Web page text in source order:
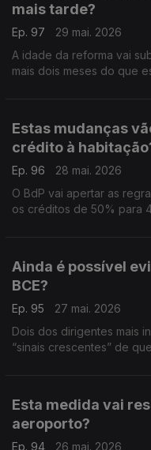
mais tarde?
Ep. 97
29 mai. 2026
A idade da reforma vai
mais dois meses do que
Estas mudanças
crédito à
Ep. 96
28 mai. 2026
O BdP vai apertar as
os créditos de 50% para
Ainda é possível
BCE?
Ep. 95
27 mai. 2026
Dois dos dirigentes mais
“sinais crescentes” de
Esta medida vai
aeroporto?
Ep. 94
26 mai. 2026